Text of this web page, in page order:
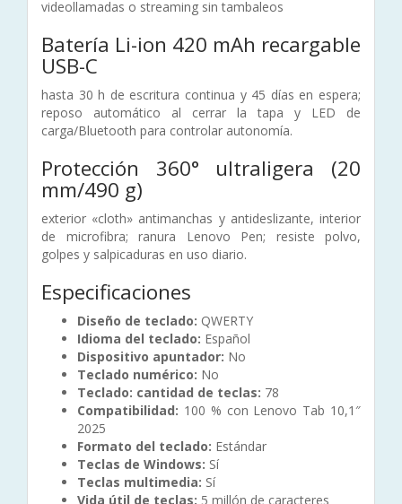
videollamadas o streaming sin tambaleos
Batería Li-ion 420 mAh recargable
USB-C
hasta 30 h de escritura continua y 45 días en espera;
reposo automático al cerrar la tapa y LED de
carga/Bluetooth para controlar autonomía.
Protección 360° ultraligera (20
mm/490 g)
exterior «cloth» antimanchas y antideslizante, interior
de microfibra; ranura Lenovo Pen; resiste polvo,
golpes y salpicaduras en uso diario.
Especificaciones
Diseño de teclado: QWERTY
Idioma del teclado: Español
Dispositivo apuntador: No
Teclado numérico: No
Teclado: cantidad de teclas: 78
Compatibilidad: 100 % con Lenovo Tab 10,1″
2025
Formato del teclado: Estándar
Teclas de Windows: Sí
Teclas multimedia: Sí
Vida útil de teclas: 5 millón de caracteres